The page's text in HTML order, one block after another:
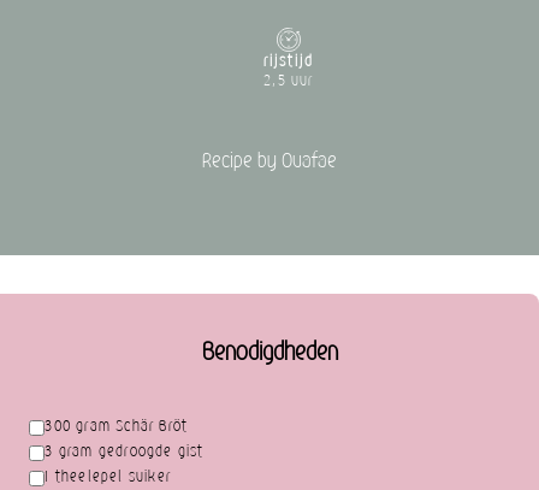
rijstijd
2,5 uur
Recipe by Ouafae
Benodigdheden
300 gram Schär Bröt
3 gram gedroogde gist
1 theelepel suiker